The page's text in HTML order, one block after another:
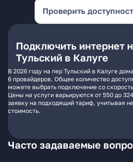
Проверить
Подключить интернет
Тульский в Калуге
В 2026 году на пер Тульский в Калуге
6 провайдеров. Общее количество
можете выбрать подключение со
Цены на услуги варьируются от 550 до
заявку на подходящий тариф, учитывая
стоимость.
Часто задаваемые